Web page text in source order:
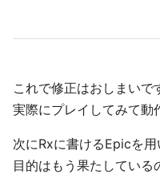
これで修正はおしまいで
実際にプレイしてみて動
次にRxに書けるEpicを用
目的はもう果たしてい